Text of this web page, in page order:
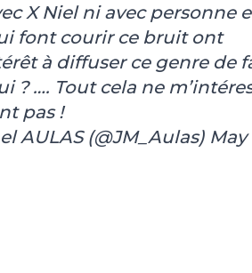
X Niel ni avec personne
font courir ce bruit ont
à diffuser ce genre de
? …. Tout cela ne
pas !
AULAS (@JM_Aulas) May